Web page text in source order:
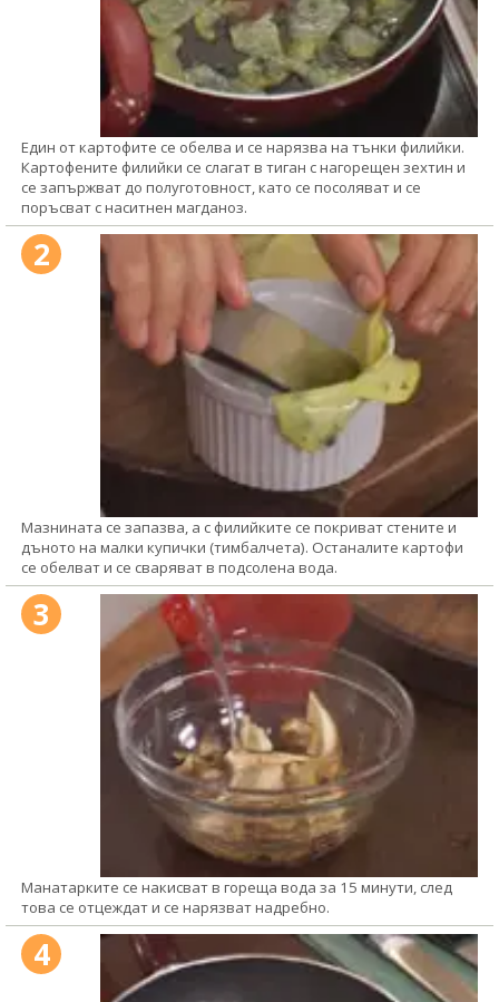
Един от картофите се обелва и се нарязва на тънки филийки.
Картофените филийки се слагат в тиган с нагорещен зехтин и
се запържват до полуготовност, като се посоляват и се
поръсват с наситнен магданоз.
2
Мазнината се запазва, а с филийките се покриват стените и
дъното на малки купички (тимбалчета). Останалите картофи
се обелват и се сваряват в подсолена вода.
3
Манатарките се накисват в гореща вода за 15 минути, след
това се отцеждат и се нарязват надребно.
4